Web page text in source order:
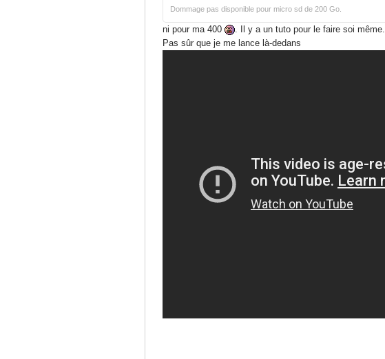
Dommage pas disponible pour micro sd de 200 Go.
ni pour ma 400
. Il y a un tuto pour le faire soi même.
Pas sûr que je me lance là-dedans